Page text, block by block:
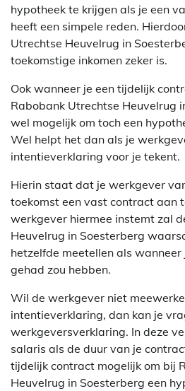
hypotheek te krijgen als je een
heeft een simpele reden.
Utrechtse Heuvelrug in
toekomstige inkomen zeker is.
Ook wanneer je een tijdelijk
Rabobank Utrechtse Heuvelrug
wel mogelijk om toch een
Wel helpt het dan als je
intentieverklaring voor je tekent.
Hierin staat dat je werkgever
toekomst een vast contract aan
werkgever hiermee instemt zal
Heuvelrug in Soesterberg
hetzelfde meetellen als
gehad zou hebben.
Wil de werkgever niet
intentieverklaring, dan kan je
werkgeversverklaring. In deze
salaris als de duur van je
tijdelijk contract mogelijk om bij
Heuvelrug in Soesterberg een